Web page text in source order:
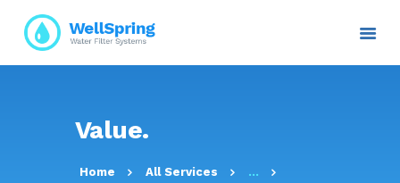
Value.
Home All Services
...
INICIO
NOSOTROS
PLANES Y PROYECTOS